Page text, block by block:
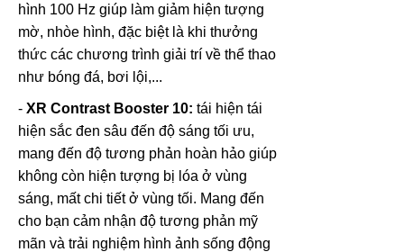
hình 100 Hz giúp làm giảm hiện tượng
mờ, nhòe hình, đặc biệt là khi thưởng
thức các chương trình giải trí về thể thao
như bóng đá, bơi lội,...
- XR Contrast Booster 10: tái hiện tái
hiện sắc đen sâu đến độ sáng tối ưu,
mang đến độ tương phản hoàn hảo giúp
không còn hiện tượng bị lóa ở vùng
sáng, mất chi tiết ở vùng tối. Mang đến
cho bạn cảm nhận độ tương phản mỹ
mãn và trải nghiệm hình ảnh sống động